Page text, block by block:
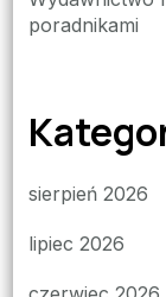
poradnikami
sierpień 2026
lipiec 2026